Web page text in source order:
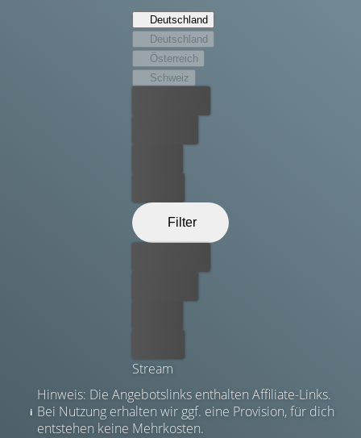
eigenen Leib erfahren, dass das steigende Wasser noch
eine weitere, weitaus größere Gefahr birgt …
Deutschland
Deutschland
Österreich
Schweiz
Filter
Stream
Hinweis: Die Angebotslinks enthalten Affiliate-Links.
Bei Nutzung erhalten wir ggf. eine Provision, für dich
entstehen keine Mehrkosten.